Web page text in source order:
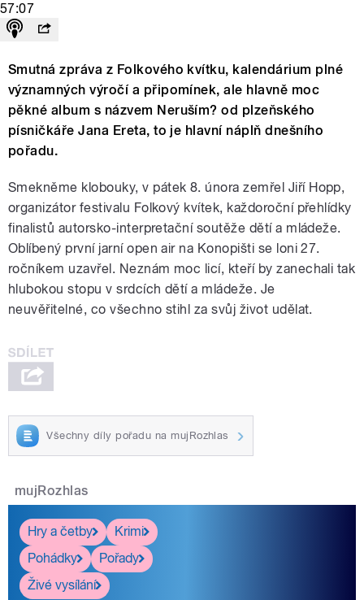
57:07
Smutná zpráva z Folkového kvítku, kalendárium plné
významných výročí a připomínek, ale hlavně moc
pěkné album s názvem Neruším? od plzeňského
písničkáře Jana Ereta, to je hlavní náplň dnešního
pořadu.
Smekněme klobouky, v pátek 8. února zemřel Jiří Hopp,
organizátor festivalu Folkový kvítek, každoroční přehlídky
finalistů autorsko-interpretační soutěže dětí a mládeže.
Oblíbený první jarní open air na Konopišti se loni 27.
ročníkem uzavřel. Neznám moc licí, kteří by zanechali tak
hlubokou stopu v srdcích dětí a mládeže. Je
neuvěřitelné, co všechno stihl za svůj život udělat.
Všechny díly pořadu na mujRozhlas
mujRozhlas
Hry a četby
Krimi
Pohádky
Pořady
Živé vysílání